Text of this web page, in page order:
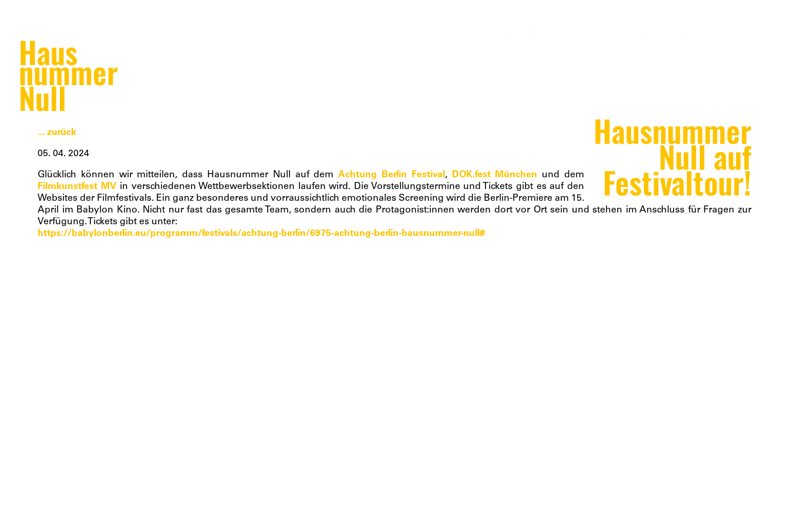
Haus
nummer
Null
Hausnummer
Null auf
Festivaltour!
... zurück
05. 04. 2024
Glücklich können wir mitteilen, dass Hausnummer Null auf demAchtung Berlin Festival , DOK.fest München und dem
Filmkunstfest MV in verschiedenen Wettbewerbsektionen laufen wird. Die Vorstellungstermine und Tickets gibt es auf den
Websites der Filmfestivals. Ein ganz besonderes und vorraussichtlich emotionales Screening wird die Berlin-Premiere am 15.
April im Babylon Kino. Nicht nur fast das gesamte Team, sondern auch die Protagonist:innen werden dort vor Ort sein und stehen im Anschluss für Fragen zur
Verfügung. Tickets gibt es unter:
https://babylonberlin.eu/programm/festivals/achtung-berlin/6975-achtung-berlin-hausnummer-null#